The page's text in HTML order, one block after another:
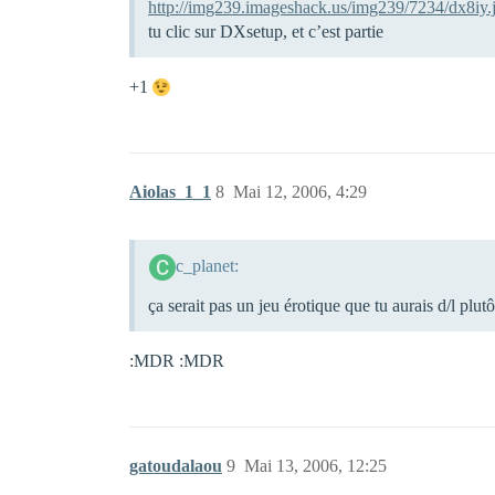
http://img239.imageshack.us/img239/7234/
tu clic sur DXsetup, et c’est partie
+1
Aiolas_1_1 Mai 12, 2006, 4:29
8
c_planet:
ça serait pas un jeu érotique que tu aurais d/l
:MDR :MDR
gatoudalaou Mai 13, 2006, 12:25
9